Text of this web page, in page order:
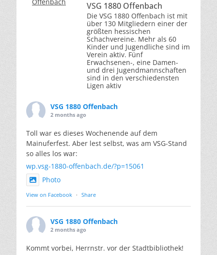
VSG 1880 Offenbach
Die VSG 1880 Offenbach ist mit
über 130 Mitgliedern einer der
größten hessischen
Schachvereine. Mehr als 60
Kinder und Jugendliche sind im
Verein aktiv. Fünf
Erwachsenen-, eine Damen-
und drei Jugendmannschaften
sind in den verschiedensten
Ligen aktiv
VSG 1880 Offenbach
2 months ago
Toll war es dieses Wochenende auf dem
Mainuferfest. Aber lest selbst, was am VSG-Stand
so alles los war:
wp.vsg-1880-offenbach.de/?p=15061
Photo
View on Facebook · Share
VSG 1880 Offenbach
2 months ago
Kommt vorbei, Herrnstr. vor der Stadtbibliothek!